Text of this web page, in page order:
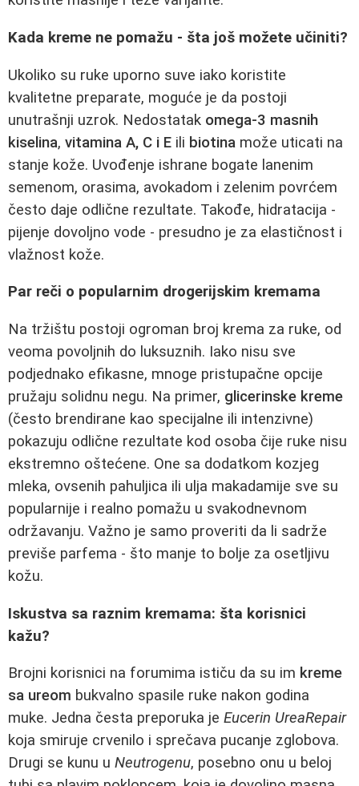
Kada kreme ne pomažu - šta još možete učiniti?
Ukoliko su ruke uporno suve iako koristite
kvalitetne preparate, moguće je da postoji
unutrašnji uzrok. Nedostatak omega-3 masnih
kiselina, vitamina A, C i E ili biotina može uticati na
stanje kože. Uvođenje ishrane bogate lanenim
semenom, orasima, avokadom i zelenim povrćem
često daje odlične rezultate. Takođe, hidratacija -
pijenje dovoljno vode - presudno je za elastičnost i
vlažnost kože.
Par reči o popularnim drogerijskim kremama
Na tržištu postoji ogroman broj krema za ruke, od
veoma povoljnih do luksuznih. Iako nisu sve
podjednako efikasne, mnoge pristupačne opcije
pružaju solidnu negu. Na primer, glicerinske kreme
(često brendirane kao specijalne ili intenzivne)
pokazuju odlične rezultate kod osoba čije ruke nisu
ekstremno oštećene. One sa dodatkom kozjeg
mleka, ovsenih pahuljica ili ulja makadamije sve su
popularnije i realno pomažu u svakodnevnom
održavanju. Važno je samo proveriti da li sadrže
previše parfema - što manje to bolje za osetljivu
kožu.
Iskustva sa raznim kremama: šta korisnici
kažu?
Brojni korisnici na forumima ističu da su im kreme
sa ureom bukvalno spasile ruke nakon godina
muke. Jedna česta preporuka je Eucerin UreaRepair
koja smiruje crvenilo i sprečava pucanje zglobova.
Drugi se kunu u Neutrogenu, posebno onu u beloj